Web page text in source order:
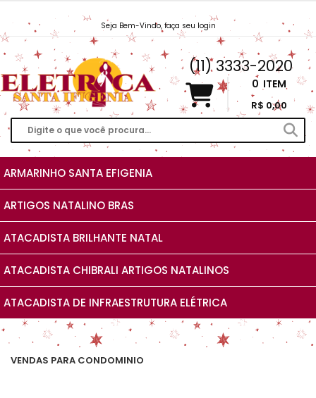
Seja Bem-Vindo, faça seu login
Vendas@EletricaSantaIfigenia.com.br
(11) 3333-2020
0 ITEM
R$ 0,00
ARMARINHO SANTA EFIGENIA
ARTIGOS NATALINO BRAS
ATACADISTA BRILHANTE NATAL
ATACADISTA CHIBRALI ARTIGOS NATALINOS
ATACADISTA DE INFRAESTRUTURA ELÉTRICA
VENDAS PARA CONDOMINIO